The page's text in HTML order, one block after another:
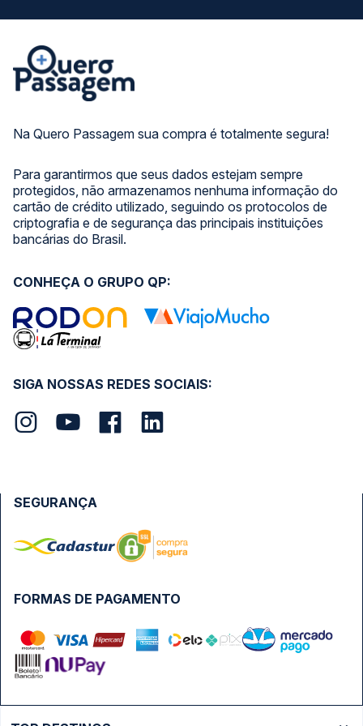
Na Quero Passagem sua compra é totalmente segura!
Para garantirmos que seus dados estejam sempre
protegidos, não armazenamos nenhuma informação do
cartão de crédito utilizado, seguindo os protocolos de
criptografia e de segurança das principais instituições
bancárias do Brasil.
SIGA NOSSAS REDES SOCIAIS:
CONHEÇA O GRUPO QP:
FORMAS DE PAGAMENTO
SEGURANÇA